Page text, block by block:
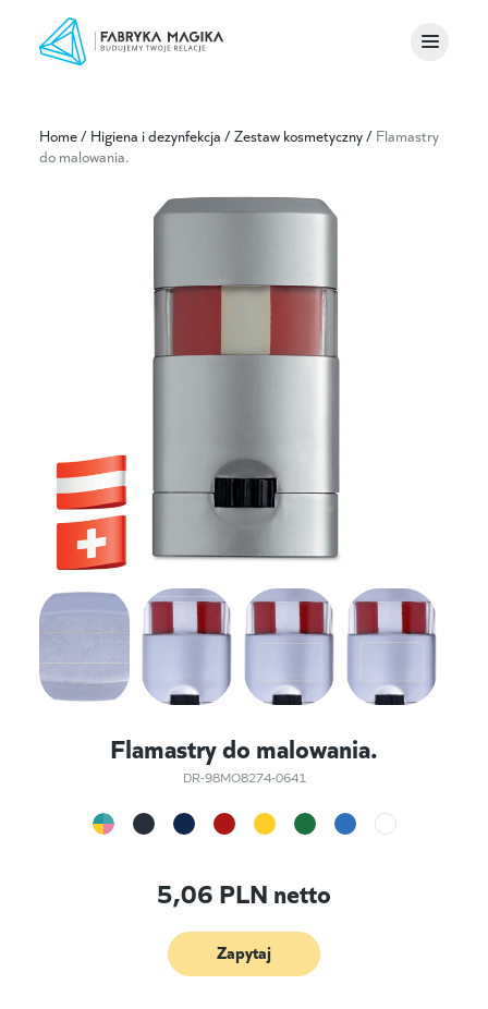
Home/ Higiena i dezynfekcja /Zestaw kosmetyczny/ Flamastry
do malowania.
Flamastry do malowania.
DR-98MO8274-0641
5,06 PLN netto
Zapytaj